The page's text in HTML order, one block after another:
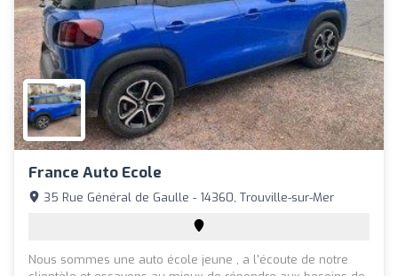
France Auto Ecole
35 Rue Général de Gaulle - 14360, Trouville-sur-Mer
Nous sommes une auto école jeune , a l'écoute de notre